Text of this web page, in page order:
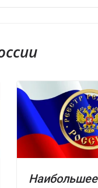
Наибольшее